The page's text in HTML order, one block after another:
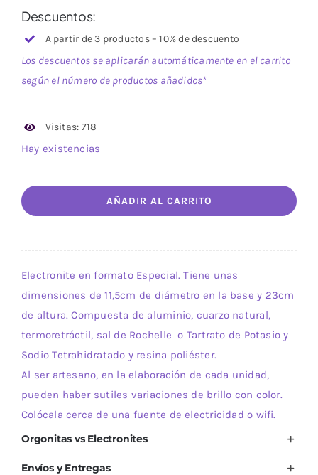
Descuentos:
A partir de 3 productos – 10% de descuento
Los descuentos se aplicarán automáticamente en el carrito
según el número de productos añadidos*
Visitas: 718
Hay existencias
AGBAR
cantidad
AÑADIR AL CARRITO
Electronite en formato Especial. Tiene unas
dimensiones de 11,5cm de diámetro en la base y 23cm
de altura. Compuesta de aluminio, cuarzo natural,
termoretráctil, sal de Rochelle o Tartrato de Potasio y
Sodio Tetrahidratado y resina poliéster.
Al ser artesano, en la elaboración de cada unidad,
pueden haber sutiles variaciones de brillo con color.
Colócala cerca de una fuente de electricidad o wifi.
Orgonitas vs Electronites
Envíos y Entregas